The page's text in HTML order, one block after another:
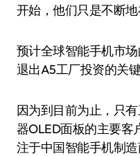
开始，他们只是不断地
预计全球智能手机市
退出A5工厂投资的关键
因为到目前为止，只
器OLED面板的主要客
注于中国智能手机制造